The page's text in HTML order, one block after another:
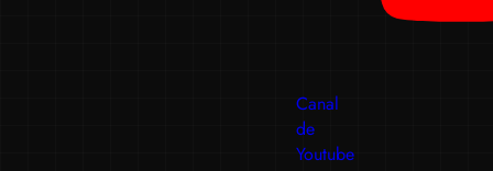
Canal
de
Youtube